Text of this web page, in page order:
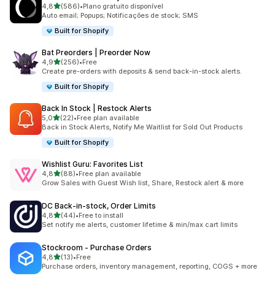
4,8de 5 estrelas
(586)
586 total de avaliações
•Plano gratuito disponível
Auto email; Popups; Notificações de stock; SMS
Built for Shopify
Bat Preorders | Preorder Now
4,9de 5 estrelas
(256)
256 total de avaliações
•Free
Create pre-orders with deposits & send back-in-stock alerts.
Built for Shopify
Back In Stock | Restock Alerts
5,0de 5 estrelas
(22)
22 total de avaliações
•Free plan available
Back in Stock Alerts, Notify Me Waitlist for Sold Out Products
Built for Shopify
Wishlist Guru: Favorites List
4,8de 5 estrelas
(88)
88 total de avaliações
•Free plan available
Grow Sales with Guest Wish list, Share, Restock alert & more
DC Back‑in‑stock, Order Limits
4,8de 5 estrelas
(44)
44 total de avaliações
•Free to install
Set notify me alerts, customer lifetime & min/max cart limits
Stockroom ‑ Purchase Orders
4,8de 5 estrelas
(13)
13 total de avaliações
•Free
Purchase orders, inventory management, reporting, COGS + more